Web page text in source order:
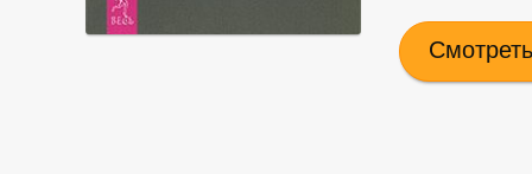
измененное
эпифизом